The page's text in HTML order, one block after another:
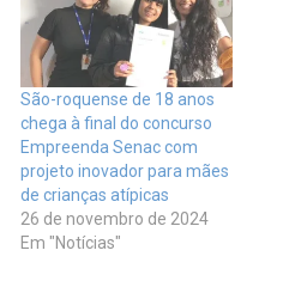
São-roquense de 18 anos
chega à final do concurso
Empreenda Senac com
projeto inovador para mães
de crianças atípicas
26 de novembro de 2024
Em "Notícias"